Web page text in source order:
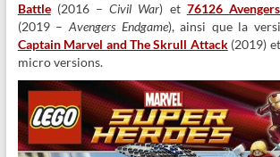
Battle(2016 –Civil War) et 76126
(2019 – Avengers Endgame), ainsi que la
Captain Marvel and The Skrull Attack(2019)
micro versions.